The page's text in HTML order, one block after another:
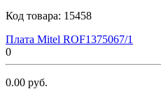
Код товара: 15458
Плата Мitеl ROF1375067/1
0
0.00 руб.